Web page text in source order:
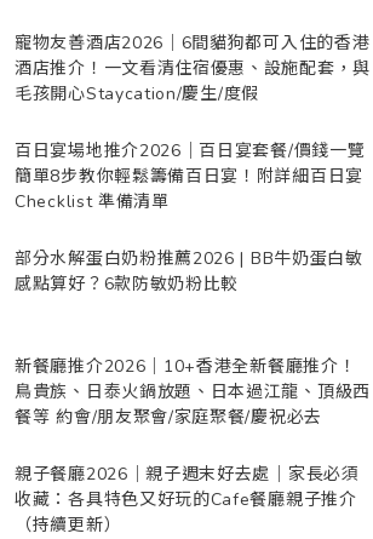
寵物友善酒店2026｜6間貓狗都可入住的香港
酒店推介！一文看清住宿優惠、設施配套，與
毛孩開心Staycation/慶生/度假
百日宴場地推介2026｜百日宴套餐/價錢一覽
簡單8步教你輕鬆籌備百日宴！附詳細百日宴
Checklist 準備清單
部分水解蛋白奶粉推薦2026 | BB牛奶蛋白敏
感點算好？6款防敏奶粉比較
新餐廳推介2026｜10+香港全新餐廳推介！
鳥貴族、日泰火鍋放題、日本過江龍、頂級西
餐等 約會/朋友聚會/家庭聚餐/慶祝必去
親子餐廳2026｜親子週末好去處｜家長必須
收藏：各具特色又好玩的Cafe餐廳親子推介
（持續更新）